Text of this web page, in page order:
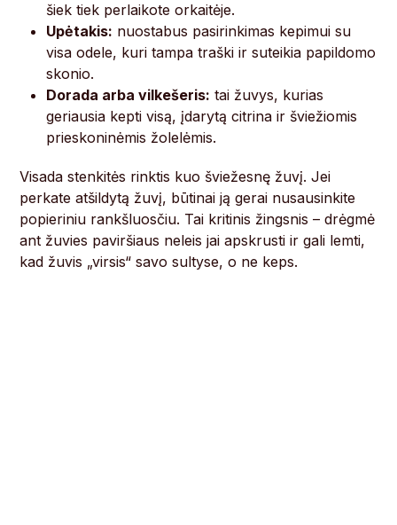
šiek tiek perlaikote orkaitėje.
Upėtakis: nuostabus pasirinkimas kepimui su
visa odele, kuri tampa traški ir suteikia papildomo
skonio.
Dorada arba vilkešeris: tai žuvys, kurias
geriausia kepti visą, įdarytą citrina ir šviežiomis
prieskoninėmis žolelėmis.
Visada stenkitės rinktis kuo šviežesnę žuvį. Jei
perkate atšildytą žuvį, būtinai ją gerai nusausinkite
popieriniu rankšluosčiu. Tai kritinis žingsnis – drėgmė
ant žuvies paviršiaus neleis jai apskrusti ir gali lemti,
kad žuvis „virsis“ savo sultyse, o ne keps.